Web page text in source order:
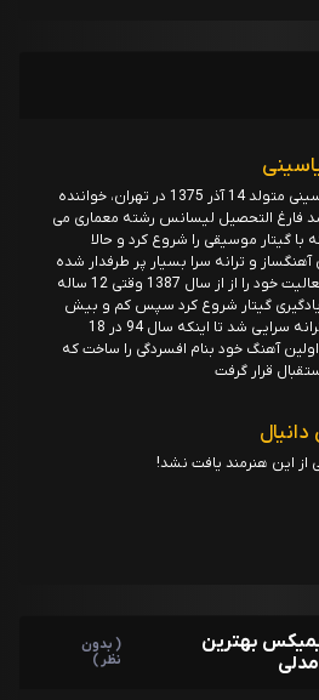
علی یاسینی متولد 14 آذر 1375 در تهران، خواننده
فارغ التحصیل لیسانس رشته معماری می
با گیتار موسیقی را شروع کرد و حالا
آهنگساز و ترانه سرا بسیار پر طرفدار شده
است فعالیت خود را از از سال 1387 وقتی 12 ساله
یادگیری گیتار شروع کرد سپس کم و بیش
درگیر ترانه سرایی شد تا اینکه سال 94 در 18
آهنگ خود بنام افسردگی را ساخت که
قرار گرفت
از این هنرمند یافت نشد!
بهترین
( بدون
نظر )